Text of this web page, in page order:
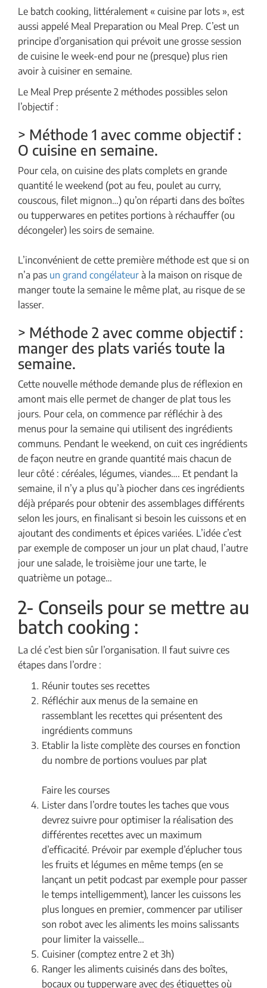
Le batch cooking, littéralement « cuisine par lots », est
aussi appelé Meal Preparation ou Meal Prep. C’est un
principe d’organisation qui prévoit une grosse session
de cuisine le week-end pour ne (presque) plus rien
avoir à cuisiner en semaine.
Le Meal Prep présente 2 méthodes possibles selon
l’objectif :
> Méthode 1 avec comme objectif :
O cuisine en semaine.
Pour cela, on cuisine des plats complets en grande
quantité le weekend (pot au feu, poulet au curry,
couscous, filet mignon…) qu’on réparti dans des boîtes
ou tupperwares en petites portions à réchauffer (ou
décongeler) les soirs de semaine.
L’inconvénient de cette première méthode est que si on
n’a pas un grand congélateur à la maison on risque de
manger toute la semaine le même plat, au risque de se
lasser.
> Méthode 2 avec comme objectif :
manger des plats variés toute la
semaine.
Cette nouvelle méthode demande plus de réflexion en
amont mais elle permet de changer de plat tous les
jours. Pour cela, on commence par réfléchir à des
menus pour la semaine qui utilisent des ingrédients
communs. Pendant le weekend, on cuit ces ingrédients
de façon neutre en grande quantité mais chacun de
leur côté : céréales, légumes, viandes…. Et pendant la
semaine, il n’y a plus qu’à piocher dans ces ingrédients
déjà préparés pour obtenir des assemblages différents
selon les jours, en finalisant si besoin les cuissons et en
ajoutant des condiments et épices variées. L’idée c’est
par exemple de composer un jour un plat chaud, l’autre
jour une salade, le troisième jour une tarte, le
quatrième un potage…
2- Conseils pour se mettre au
batch cooking :
La clé c’est bien sûr l’organisation. Il faut suivre ces
étapes dans l’ordre :
Réunir toutes ses recettes
Réfléchir aux menus de la semaine en
rassemblant les recettes qui présentent des
ingrédients communs
Etablir la liste complète des courses en fonction
du nombre de portions voulues par plat
Faire les courses
Lister dans l’ordre toutes les taches que vous
devrez suivre pour optimiser la réalisation des
différentes recettes avec un maximum
d’efficacité. Prévoir par exemple d’éplucher tous
les fruits et légumes en même temps (en se
lançant un petit podcast par exemple pour passer
le temps intelligemment), lancer les cuissons les
plus longues en premier, commencer par utiliser
son robot avec les aliments les moins salissants
pour limiter la vaisselle…
Cuisiner (comptez entre 2 et 3h)
Ranger les aliments cuisinés dans des boîtes,
bocaux ou tupperware avec des étiquettes où